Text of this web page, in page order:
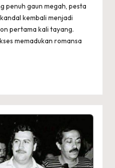
penuh gaun megah, pesta
kembali menjadi
pertama kali tayang.
memadukan romansa